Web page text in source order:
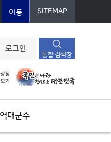
이동 SITEMAP
로그인
통합 검색창
역대군수